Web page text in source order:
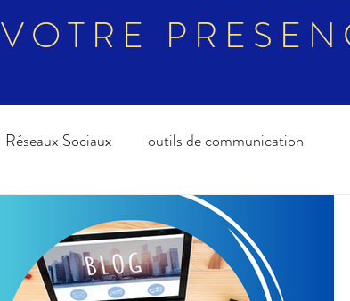
VOTRE
Réseaux Sociaux outils de communication